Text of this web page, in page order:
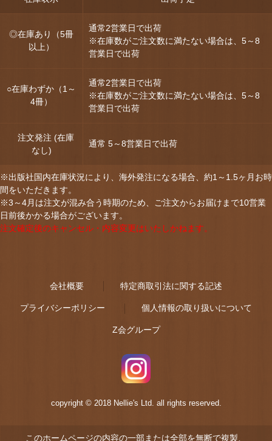
◎在庫あり（5冊
以上）
通常2営業日で出荷
※在庫数がご注文数に満たない場合は、5～8
営業日で出荷
○在庫わずか（1～
4冊）
通常2営業日で出荷
※在庫数がご注文数に満たない場合は、5～8
営業日で出荷
注文発注 (在庫
なし)
通常 5～8営業日で出荷
※出版社国内在庫状況により、海外発注になる場合、約1～1.5ヶ月お時
間をいただきます。
※3～4月は注文が混み合う時期のため、ご注文からお届けまで10営業
日前後かかる場合がございます。
注文確定後のキャンセル・内容変更はいたしかねます。
会社概要 特定商取引法に関する記述
プライバシーポリシー 個人情報の取り扱いについて
Z会グループ
copyright © 2018 Nellie's Ltd. all rights reserved.
このホームページの内容の一部または全部を無断で複製、